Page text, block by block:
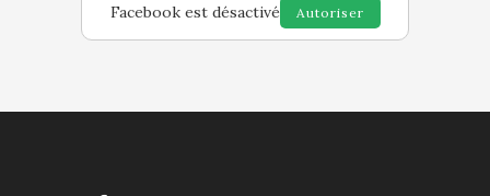
Facebook est désactivé Autoriser